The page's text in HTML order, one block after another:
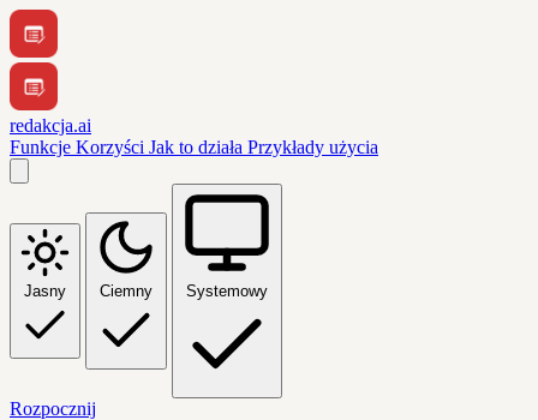
redakcja.ai
Funkcje Korzyści Jak to działa Przykłady użycia
Jasny Ciemny Systemowy
Rozpocznij